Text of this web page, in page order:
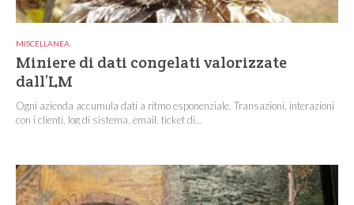
MISCELLANEA
Miniere di dati congelati valorizzate
dall’LM
Ogni azienda accumula dati a ritmo esponenziale. Transazioni, interazioni
con i clienti, log di sistema, email, ticket di...